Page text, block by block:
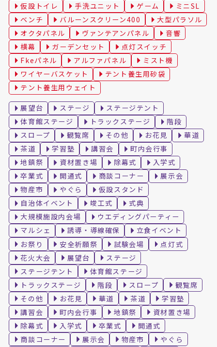
仮設トイレ
手洗ユニット ゲーム
ミニSL
ベンチ
バルーンスクリーン400
大型パラソル
オクタパネル
ヴァンテアンパネル
音響
横幕
ガーデンセット
点灯スイッチ
Fkeパネル
アルファパネル
ミスト機
ワイヤーバスケット
テント養生用砂袋
テント養生用ウェイト
展望台 ステージ
ステージテント
体育館ステージ
トラックステージ
階段
スロープ
観覧席 その他 お花見
華道
茶道
学習塾 講習会
町内会行事
地鎮祭
資材置き場 除幕式
入学式
卒業式
開通式 商談コーナー
展示会
物産市
やぐら
仮設スタンド
自治体イベント
竣工式
式典
大規模施設内会場
ウエディングパーティー
マルシェ
誘導・導線確保
立食イベント
お祭り
安全祈願祭 試験会場
点灯式
花火大会
展望台
ステージ
ステージテント
体育館ステージ
トラックステージ
階段 スロープ
観覧席
その他
お花見 華道 茶道
学習塾
講習会
町内会行事 地鎮祭
資材置き場
除幕式
入学式 卒業式
開通式
商談コーナー
展示会 物産市
やぐら